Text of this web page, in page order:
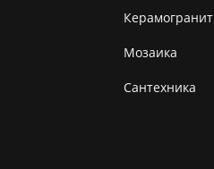
Керамогранит
Мозаика
Сантехника